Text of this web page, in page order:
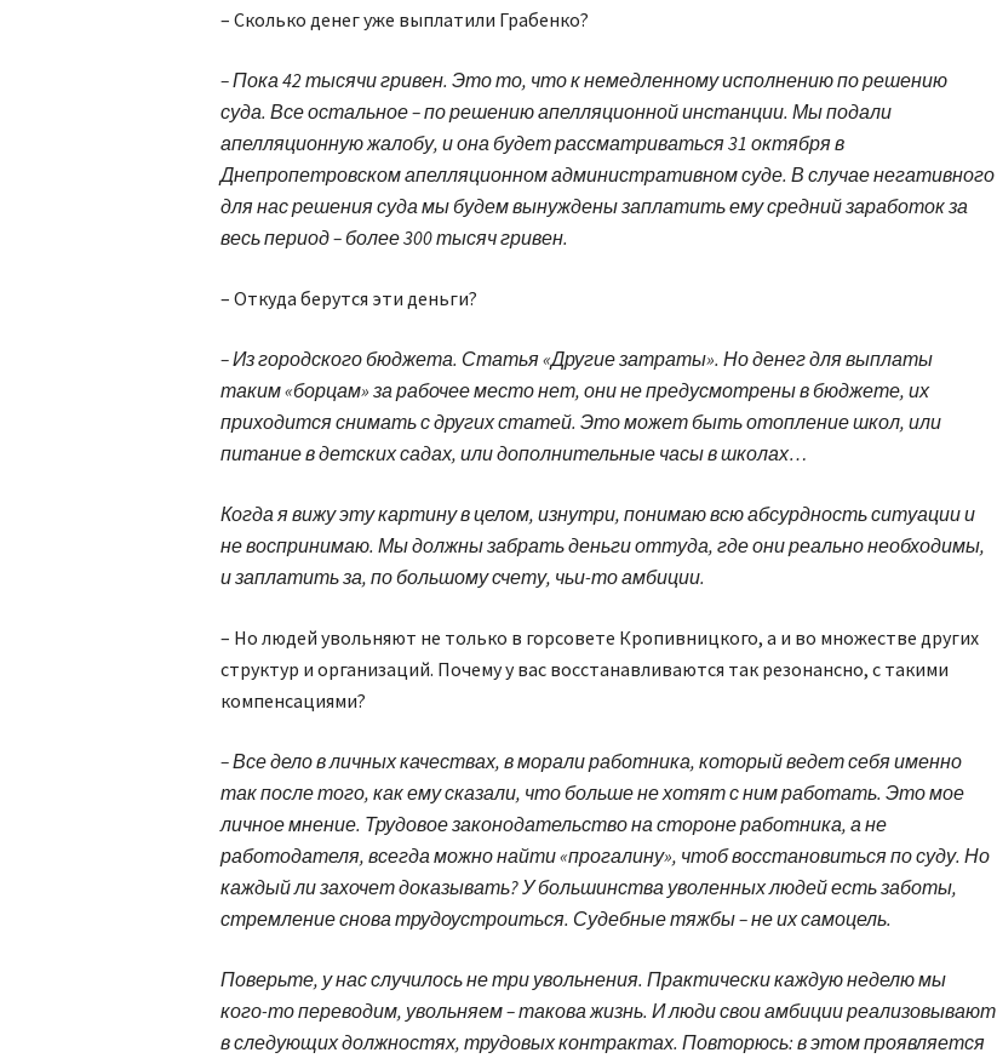
– Сколько денег уже выплатили Грабенко?
– Пока 42 тысячи гривен. Это то, что к немедленному исполнению по решению
суда. Все остальное – по решению апелляционной инстанции. Мы подали
апелляционную жалобу, и она будет рассматриваться 31 октября в
Днепропетровском апелляционном административном суде. В случае негативного
для нас решения суда мы будем вынуждены заплатить ему средний заработок за
весь период – более 300 тысяч гривен.
– Откуда берутся эти деньги?
– Из городского бюджета. Статья «Другие затраты». Но денег для выплаты
таким «борцам» за рабочее место нет, они не предусмотрены в бюджете, их
приходится снимать с других статей. Это может быть отопление школ, или
питание в детских садах, или дополнительные часы в школах…
Когда я вижу эту картину в целом, изнутри, понимаю всю абсурдность ситуации и
не воспринимаю. Мы должны забрать деньги оттуда, где они реально необходимы,
и заплатить за, по большому счету, чьи-то амбиции.
– Но людей увольняют не только в горсовете Кропивницкого, а и во множестве других
структур и организаций. Почему у вас восстанавливаются так резонансно, с такими
компенсациями?
– Все дело в личных качествах, в морали работника, который ведет себя именно
так после того, как ему сказали, что больше не хотят с ним работать. Это мое
личное мнение. Трудовое законодательство на стороне работника, а не
работодателя, всегда можно найти «прогалину», чтоб восстановиться по суду. Но
каждый ли захочет доказывать? У большинства уволенных людей есть заботы,
стремление снова трудоустроиться. Судебные тяжбы – не их самоцель.
Поверьте, у нас случилось не три увольнения. Практически каждую неделю мы
кого-то переводим, увольняем – такова жизнь. И люди свои амбиции реализовывают
в следующих должностях, трудовых контрактах. Повторюсь: в этом проявляется